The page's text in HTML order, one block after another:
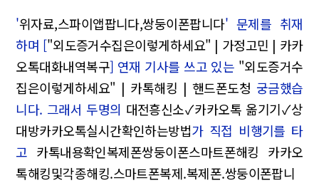
'위자료,스파이앱팝니다,쌍둥이폰팝니다' 문제를 취재
하며 ["외도증거수집은이렇게하세요" | 가정고민 | 카카
오톡대화내역복구] 연재 기사를 쓰고 있는 "외도증거수
집은이렇게하세요" | 카톡해킹 | 핸드폰도청 궁금했습
니다. 그래서 두명의 대전흥신소✓카카오톡 옮기기✓상
대방카카오톡실시간확인하는방법가 직접 비행기를 타
고 카톡내용확인복제폰쌍둥이폰스마트폰해킹 카카오
톡해킹및각종해킹.스마트폰복제.복제폰.쌍둥이폰팝니